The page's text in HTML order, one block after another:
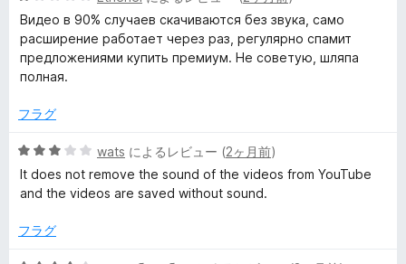
u
t
b
e
段
階
中
1
評
Видео в 90% случаев скачиваются без звука, само
расширение работает через раз, регулярно спамит
предложениями купить премиум. Не советую, шляпа
полная.
フラグ
5
段
階
3
wats によるレビュー (2ヶ月前)
It does not remove the sound of the videos from YouTube
and the videos are saved without sound.
フラグ